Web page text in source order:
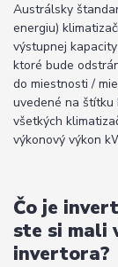
Austrálsky
energiu)
výstupnej
ktoré bude
do miestnosti /
uvedené na štítku
všetkých
výkonový výkon
Čo je
ste si mali
invertora?